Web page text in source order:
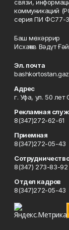
связи,
коммуникаций
серия ПИ ФС77-
Баш мөхәррир
Исхаҡов Вәдүт
Эл. почта
Адрес
г. Уфа, ул. 50 лет
Рекламная
8(347)272-62-61
Приемная
8(347)272-05-43
8(347) 273-83-92
Отдел кадров
8(347)272-05-43